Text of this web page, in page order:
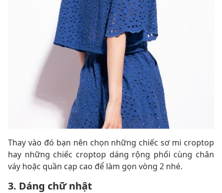
Thay vào đó bạn nên chọn những chiếc sơ mi croptop
hay những chiếc croptop dáng rộng phối cùng chân
váy hoặc quần cạp cao để làm gọn vòng 2 nhé.
3. Dáng chữ nhật